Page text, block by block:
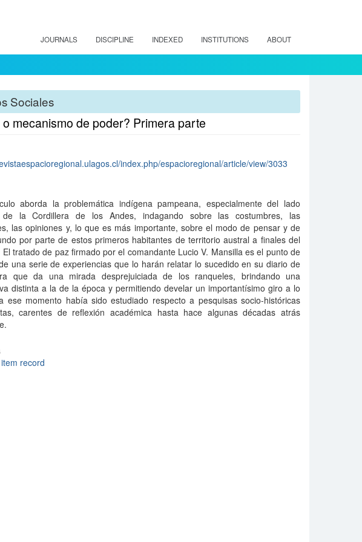
JOURNALS DISCIPLINE INDEXED INSTITUTIONS ABOUT
Sociales
mecanismo de poder? Primera parte
index.php/espacioregional/article/view/3033
aborda la problemática indígena pampeana, especialmente del lado
de la Cordillera de los Andes, indagando sobre las costumbres, las
las opiniones y, lo que es más importante, sobre el modo de pensar y de
por parte de estos primeros habitantes de territorio austral a finales del
El tratado de paz firmado por el comandante Lucio V. Mansilla es el punto de
una serie de experiencias que lo harán relatar lo sucedido en su diario de
que da una mirada desprejuiciada de los ranqueles, brindando una
distinta a la de la época y permitiendo develar un importantísimo giro a lo
ese momento había sido estudiado respecto a pesquisas socio-históricas
carentes de reflexión académica hasta hace algunas décadas atrás
record